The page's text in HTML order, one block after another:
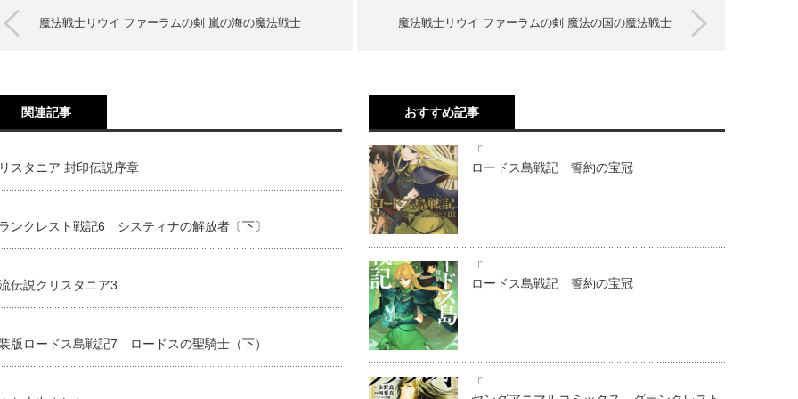
魔法戦士リウイ ファーラムの剣 嵐の海の魔法戦士 魔法戦士リウイ ファーラムの剣 魔法の国の魔法戦士
関連記事
スタニア 封印伝説序章
ンクレスト戦記6 システィナの解放者〔下〕
伝説クリスタニア3
版ロードス島戦記7 ロードスの聖騎士（下）
おすすめ記事
「
ロードス島戦記 誓約の宝冠
「
ロードス島戦記 誓約の宝冠
「